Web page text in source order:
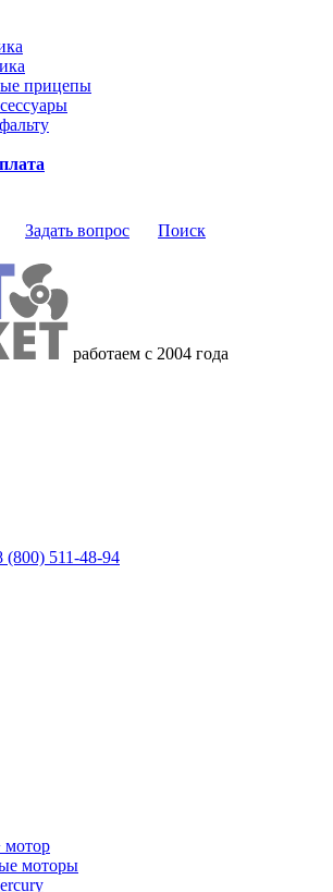
прицепы
Задать вопрос Поиск
работаем с 2004 года
(800) 511-48-94
мотор
моторы